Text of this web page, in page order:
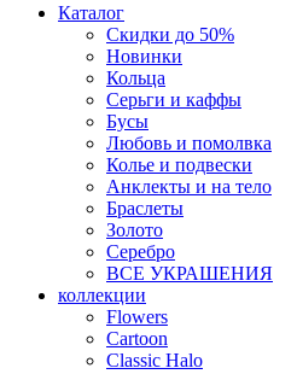
Каталог
Скидки до 50%
Новинки
Кольца
Серьги и каффы
Бусы
Любовь и помолвка
Колье и подвески
Анклекты и на тело
Браслеты
Золото
Серебро
ВСЕ УКРАШЕНИЯ
коллекции
Flowers
Cartoon
Classic Halo